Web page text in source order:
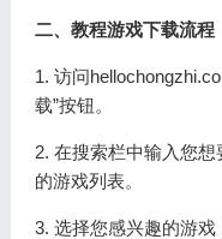
二、教程游戏下载流程
1. 访问
载”按钮。
2. 在搜索栏中输入您
的游戏列表。
3. 选择您感兴趣的游戏